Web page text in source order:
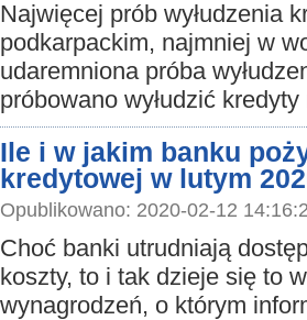
Najwięcej prób wyłudzenia
podkarpackim, najmniej w
udaremniona próba
próbowano wyłudzić
Ile i w jakim banku
kredytowej w lutym
Opublikowano: 2020-02-12
Choć banki utrudniają
koszty, to i tak dzieje się to
wynagrodzeń, o którym